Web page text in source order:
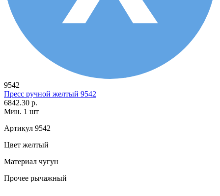
9542
Пресс ручной желтый 9542
6842.30 р.
Мин. 1 шт
Артикул 9542
Цвет желтый
Материал чугун
Прочее рычажный